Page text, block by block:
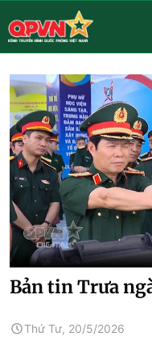
Bản tin Trưa
Thứ Tư, 20/5/2026